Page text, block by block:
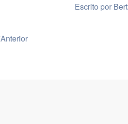
Escrito por
Anterior